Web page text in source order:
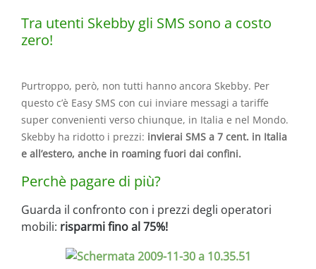
Tra utenti Skebby gli SMS sono a costo
zero!
Purtroppo, però, non tutti hanno ancora Skebby. Per
questo c’è Easy SMS con cui inviare messagi a tariffe
super convenienti verso chiunque, in Italia e nel Mondo.
Skebby ha ridotto i prezzi: invierai SMS a 7 cent. in Italia
e all’estero, anche in roaming fuori dai confini.
Perchè pagare di più?
Guarda il confronto con i prezzi degli operatori
mobili: risparmi fino al 75%!